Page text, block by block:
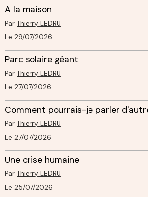
A la maison
Par Thierry LEDRU
Le 29/07/2026
Parc solaire géant
Par Thierry LEDRU
Le 27/07/2026
Comment pourrais-je parler
Par Thierry LEDRU
Le 27/07/2026
Une crise humaine
Par Thierry LEDRU
Le 25/07/2026